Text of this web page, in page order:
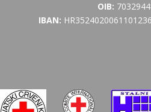
OIB:
IBAN: